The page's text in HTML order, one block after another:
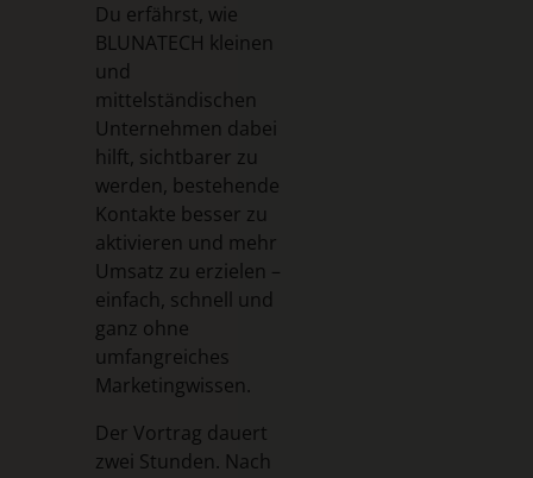
Du erfährst, wie
BLUNATECH kleinen
und
mittelständischen
Unternehmen dabei
hilft, sichtbarer zu
werden, bestehende
Kontakte besser zu
aktivieren und mehr
Umsatz zu erzielen –
einfach, schnell und
ganz ohne
umfangreiches
Marketingwissen.
Der Vortrag dauert
zwei Stunden. Nach